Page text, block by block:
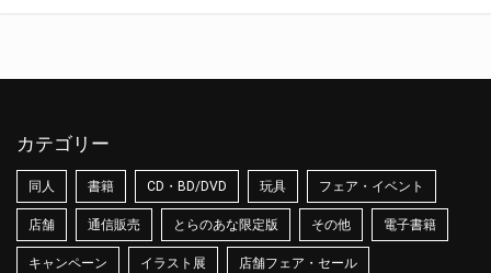
カテゴリー
同人 書籍 CD・BD/DVD 玩具 フェア・イベント
店舗 通信販売 とらのあな限定版 その他 電子書籍
キャンペーン イラスト展 店舗フェア・セール